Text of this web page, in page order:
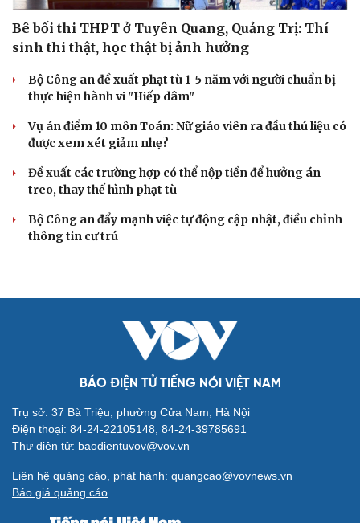
Bê bối thi THPT ở Tuyên Quang, Quảng Trị: Thí
sinh thi thật, học thật bị ảnh hưởng
Bộ Công an đề xuất phạt tù 1-5 năm với người chuẩn bị
thực hiện hành vi "Hiếp dâm"
Vụ án điểm 10 môn Toán: Nữ giáo viên ra đầu thú liệu có
được xem xét giảm nhẹ?
Đề xuất các trường hợp có thể nộp tiền để hưởng án
treo, thay thế hình phạt tù
Bộ Công an đẩy mạnh việc tự động cập nhật, điều chỉnh
thông tin cư trú
BÁO ĐIỆN TỬ TIẾNG NÓI VIỆT NAM
Trụ sở: 37 Bà Triệu, phường Cửa Nam, Hà Nội
Điện thoại: 84-24-22105148, 84-24-39785691
Thư điện tử: baodientuvov@vov.vn
Liên hệ quảng cáo, phát hành: quangcao@vovnews.vn
Báo giá quảng cáo